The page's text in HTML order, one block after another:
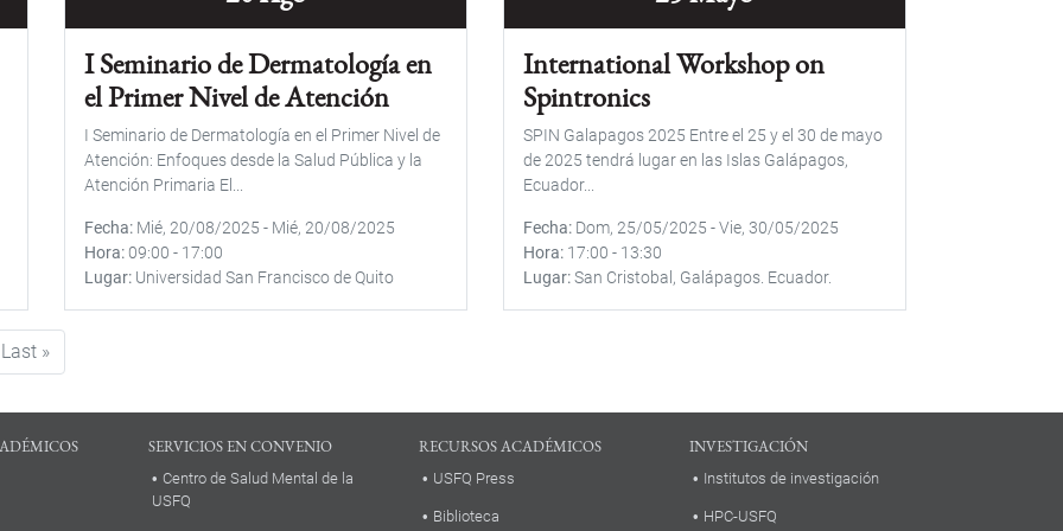
I Seminario de Dermatología en
el Primer Nivel de Atención
I Seminario de Dermatología en el Primer Nivel de
Atención: Enfoques desde la Salud Pública y la
Atención Primaria El...
Fecha Mié, 20/08/2025 - Mié, 20/08/2025
Hora 09:00 - 17:00
Lugar Universidad San Francisco de Quito
International Workshop on
Spintronics
SPIN Galapagos 2025 Entre el 25 y el 30 de mayo
de 2025 tendrá lugar en las Islas Galápagos,
Ecuador...
Fecha Dom, 25/05/2025 -Vie, 30/05/2025
Hora 17:00 - 13:30
Lugar San Cristobal, Galápagos. Ecuador.
página
Last »Última página
SERVICIOS EN CONVENIO
Centro de Salud Mental de la
USFQ
RECURSOS ACADÉMICOS
USFQ Press
Biblioteca
INVESTIGACIÓN
Institutos de investigación
HPC-USFQ